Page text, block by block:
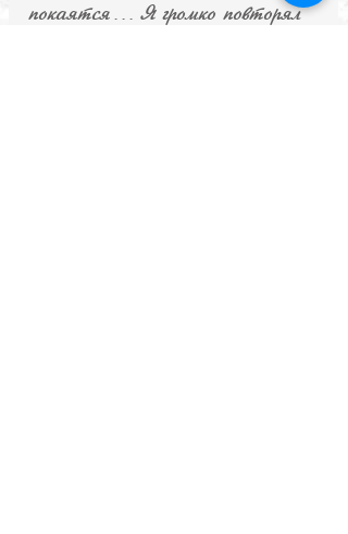
покаятся... Я громко повторял